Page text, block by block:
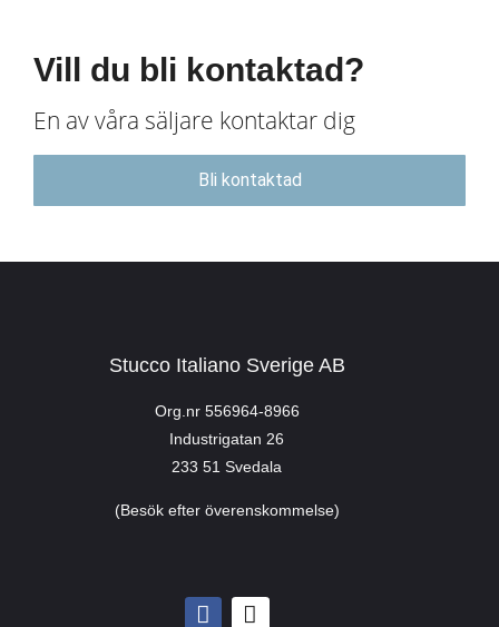
Vill du bli kontaktad?
En av våra säljare kontaktar dig
Bli kontaktad
Stucco Italiano Sverige AB
Org.nr 556964-8966
Industrigatan 26
233 51 Svedala
(Besök efter överenskommelse)